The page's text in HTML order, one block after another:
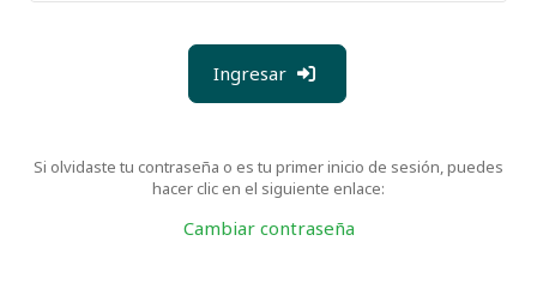
Ingresar
Si olvidaste tu contraseña o es tu primer inicio de sesión, puedes
hacer clic en el siguiente enlace:
Cambiar contraseña